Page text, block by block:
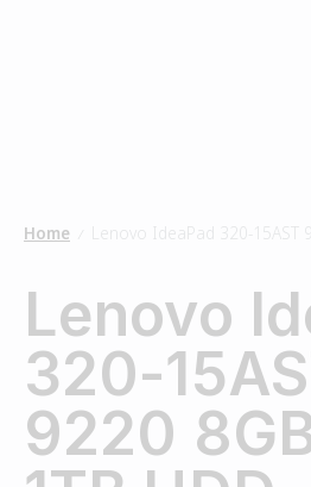
Home Lenovo IdeaPad 320-15AST
Lenovo
320-
9220